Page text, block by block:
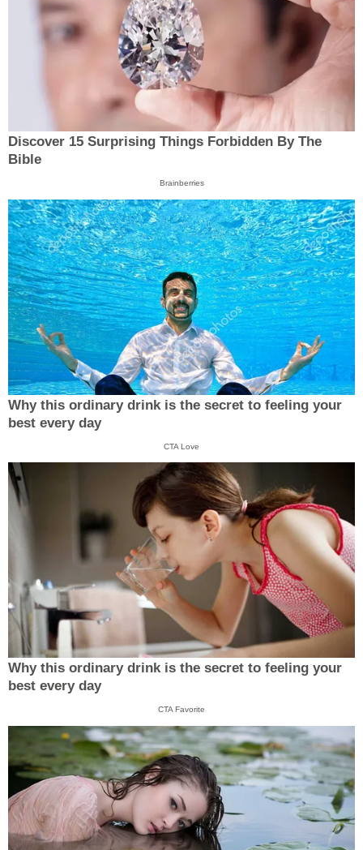
Discover 15 Surprising Things Forbidden By The
Bible
Brainberries
Why this ordinary drink is the secret to feeling your
best every day
CTA Love
Why this ordinary drink is the secret to feeling your
best every day
CTA Favorite